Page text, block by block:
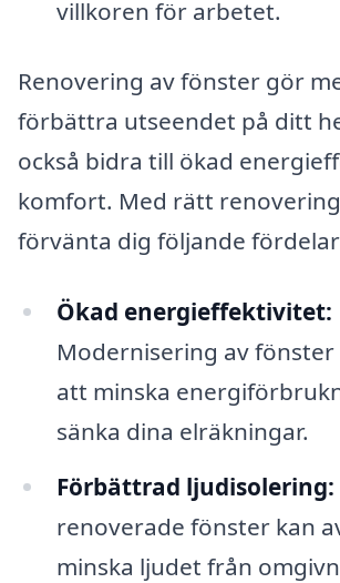
villkoren för arbetet.
Renovering av fönster gör
förbättra utseendet på ditt
också bidra till ökad
komfort. Med rätt
förvänta dig följande
Ökad energieffektivitet:
Modernisering av
att minska
sänka dina elräkningar.
Förbättrad ljudisolering:
renoverade fönster kan
minska ljudet från